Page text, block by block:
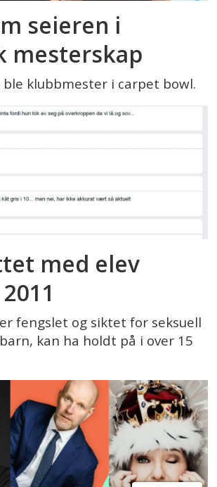
seieren i
mesterskap
klubbmester i carpet bowl.
med elev
fengslet og siktet for seksuell
kan ha holdt på i over 15